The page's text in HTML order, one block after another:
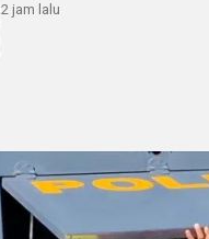
2 jam lalu